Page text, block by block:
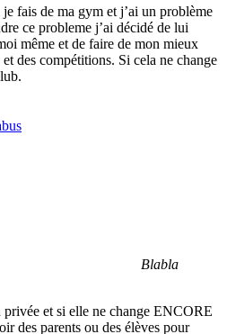
fais de ma gym et j’ai un problème
ce probleme j’ai décidé de lui
même et de faire de mon mieux
des compétitions. Si cela ne change
Blabla
et si elle ne change ENCORE
des parents ou des élèves pour